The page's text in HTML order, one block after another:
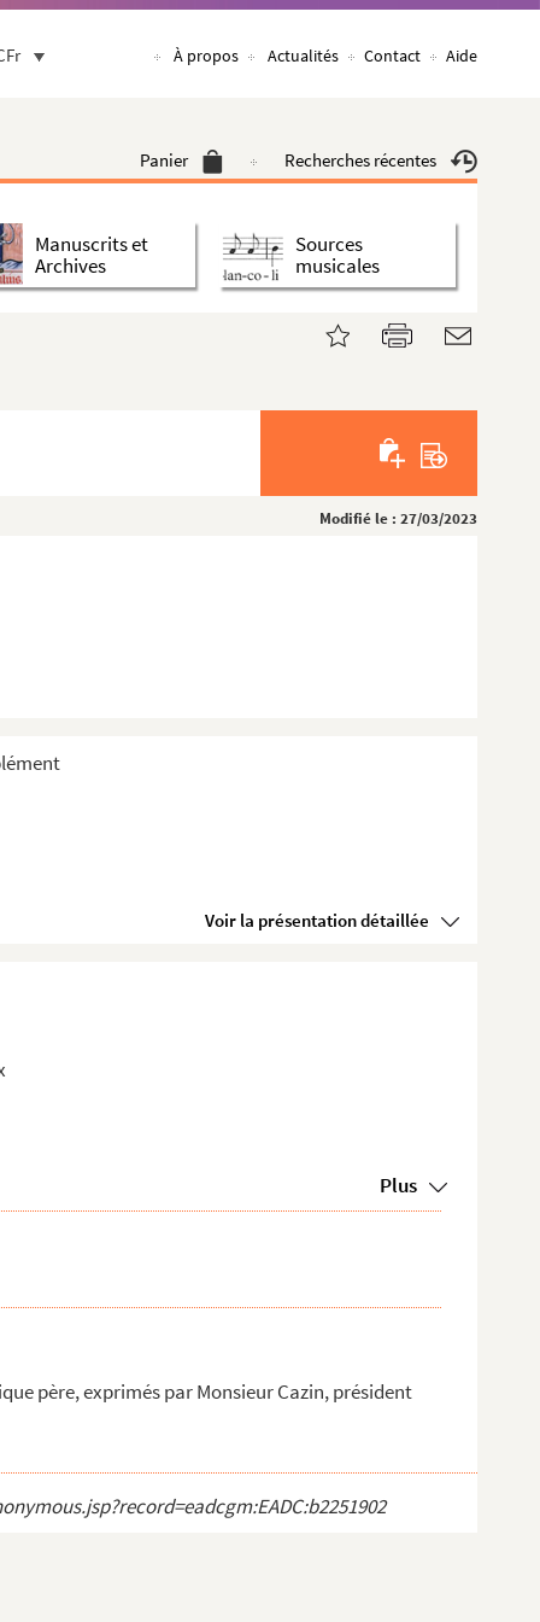
À propos Actualités Contact Aide
Panier Recherches récentes
Manuscrits et
Archives
Sources
musicales
Modifié le : 27/03/2023
Voir la présentation détaillée
Plus
père, exprimés par Monsieur Cazin, président